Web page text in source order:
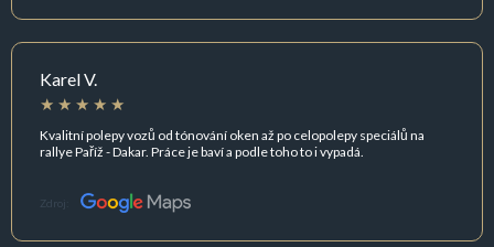
Karel V.
Kvalitní polepy vozů od tónování oken až po celopolepy speciálů na
rallye Paříž - Dakar. Práce je baví a podle toho to i vypadá.
Zdroj: